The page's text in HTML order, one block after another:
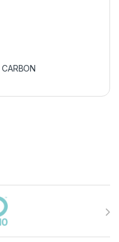
CARBON